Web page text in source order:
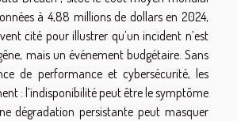
à 4,88 millions de dollars en 2024,
cité pour illustrer qu’un incident n’est
mais un événement budgétaire. Sans
de performance et cybersécurité, les
: l’indisponibilité peut être le symptôme
dégradation persistante peut masquer